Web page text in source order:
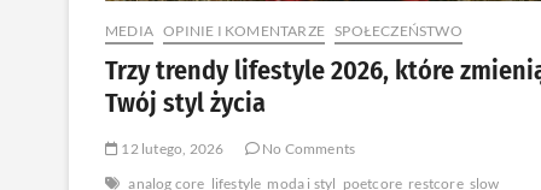
MEDIA OPINIE I KOMENTARZE SPOŁECZEŃSTWO
Trzy trendy lifestyle 2026, które
Twój styl życia
12 lutego, 2026
No Comments
analog core lifestyle moda i styl poetcore restcore slow